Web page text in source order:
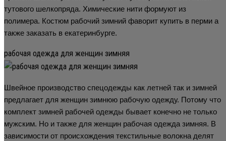
тутового шелкопряда. Химические нити формуют из
полимера. Костюм рабочий зимний фаворит купить в перми а
также заказать в екатеринбурге.
рабочая одежда для женщин зимняя
Швейное производство спецодежды как летней так и зимней
предлагает для женщин зимнюю рабочую одежду. Потому что
комплект зимней рабочей одежды бывает конечно не только
мужским. Но и также для женщин рабочая одежда зимняя. В
зависимости от происхождения текстильные волокна делят